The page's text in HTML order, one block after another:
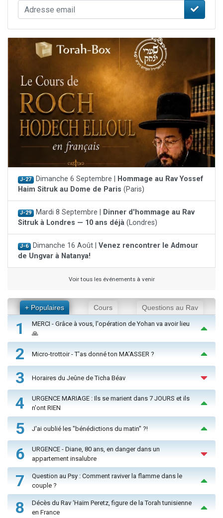
J-27 Dimanche 6 Septembre |
Hommage au Rav Yossef
Haim Sitruk au Dome de Paris (Paris)
J-29 Mardi 8 Septembre |
Dinner d'hommage au Rav
Sitruk à Londres — 10 ans déjà (Londres)
J-6 Dimanche 16 Août | Venez rencontrer le Admour
de Ungvar à Natanya!
Voir tous les événements à venir
+ Populaires Cours Questions au Rav
1
MERCI - Grâce à vous, l'opération de Yohan va avoir lieu
🙏
2 Micro-trottoir - T'as donné ton MA’ASSER ?
3 Horaires du Jeûne de Ticha Béav
4
URGENCE MARIAGE : Ils se marient dans 7 JOURS et ils
n'ont RIEN
5 J'ai oublié les "bénédictions du matin" ?!
6
URGENCE - Diane, 80 ans, en danger dans un
appartement insalubre
7
Question au Psy : Comment raviver la flamme dans le
couple ?
8
Décès du Rav ‘Haïm Peretz, figure de la Torah tunisienne
en France